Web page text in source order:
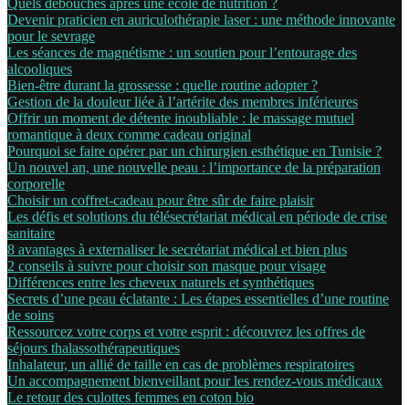
Quels débouchés après une école de nutrition ?
Devenir praticien en auriculothérapie laser : une méthode innovante
pour le sevrage
Les séances de magnétisme : un soutien pour l’entourage des
alcooliques
Bien-être durant la grossesse : quelle routine adopter ?
Gestion de la douleur liée à l’artérite des membres inférieures
Offrir un moment de détente inoubliable : le massage mutuel
romantique à deux comme cadeau original
Pourquoi se faire opérer par un chirurgien esthétique en Tunisie ?
Un nouvel an, une nouvelle peau : l’importance de la préparation
corporelle
Choisir un coffret-cadeau pour être sûr de faire plaisir
Les défis et solutions du télésecrétariat médical en période de crise
sanitaire
8 avantages à externaliser le secrétariat médical et bien plus
2 conseils à suivre pour choisir son masque pour visage
Différences entre les cheveux naturels et synthétiques
Secrets d’une peau éclatante : Les étapes essentielles d’une routine
de soins
Ressourcez votre corps et votre esprit : découvrez les offres de
séjours thalassothérapeutiques
Inhalateur, un allié de taille en cas de problèmes respiratoires
Un accompagnement bienveillant pour les rendez-vous médicaux
Le retour des culottes femmes en coton bio